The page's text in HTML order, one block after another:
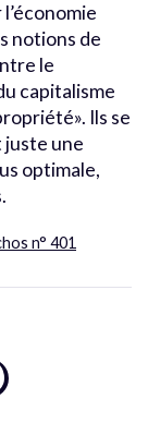
notions de
le
capitalisme
Ils se
juste une
optimale,
n° 401